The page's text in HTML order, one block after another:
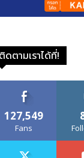
ดตามเราได้ที่!
127,549
Fans